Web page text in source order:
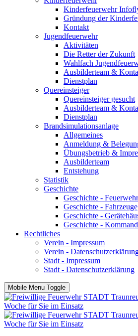
Kinderfeuerwehr
Gründung der
Kontakt
Jugendfeuerwehr
Aktivitäten
Die Retter der Zukunft
Wahlfach
Ausbilderteam &
Dienstplan
Quereinsteiger
Quereinsteiger gesucht
Ausbilderteam &
Dienstplan
Brandsimulationsanlage
Allgemeines
Anmeldung &
Übungsbetrieb &
Ausbilderteam
Entstehung
Statistik
Geschichte
Geschichte - Feuerwehr
Geschichte - Fahrzeuge
Geschichte -
Geschichte -
Rechtliches
Verein - Impressum
Verein -
Stadt - Impressum
Stadt - Datenschutzerklärung
Mobile Menu Toggle